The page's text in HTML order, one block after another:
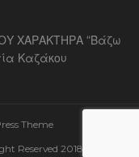
ΧΑΡΑΚΤΗΡΑ “Βάζω
Καζάκου
Theme
Reserved 2018.